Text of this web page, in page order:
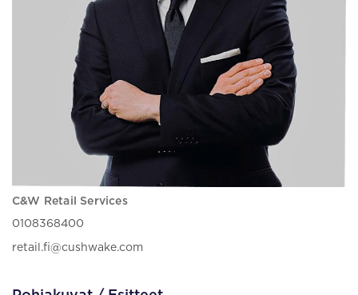
C&W Retail Services
0108368400
retail.fi@cushwake.com